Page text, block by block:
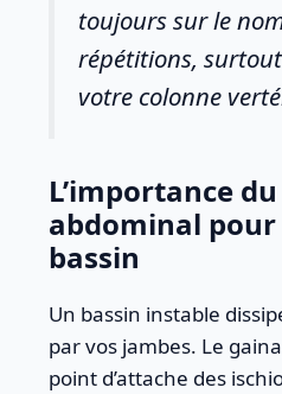
toujours sur le
répétitions,
votre colonne
L’importance
abdominal
bassin
Un bassin instable
par vos jambes. Le
point d’attache des